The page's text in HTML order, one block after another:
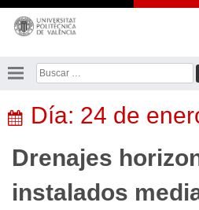
Saltar
contenido
Buscar:
Día: 24 de
Drenajes
instalados